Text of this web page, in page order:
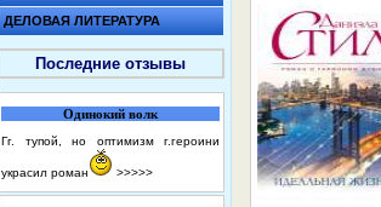
ДЕЛОВАЯ ЛИТЕРАТУРА
Последние отзывы
Одинокий волк
Гг. тупой, но оптимизм г.героини
украсил роман >>>>>